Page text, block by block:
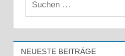
NEUESTE BEITRÄGE